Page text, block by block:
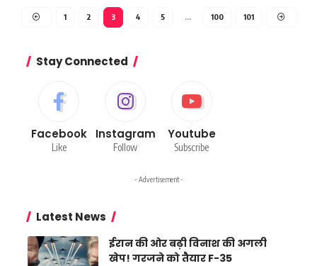
1 2 3 4 5 … 100 101
Stay Connected
Facebook
Like
Instagram
Follow
Youtube
Subscribe
- Advertisement -
Latest News
ईरान की ओर बढ़ी विनाश की अगली
खेप! गरजने को तैयार F-35